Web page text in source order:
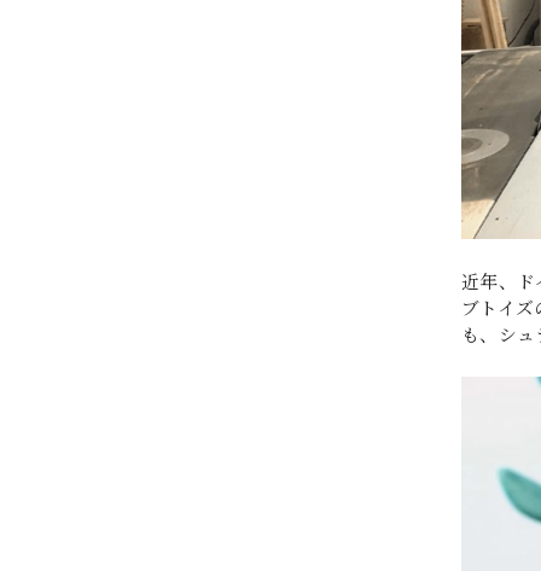
近年、ド
ブトイ
も、シ